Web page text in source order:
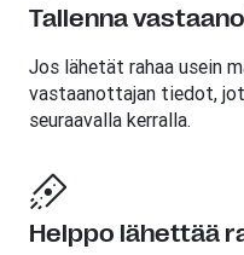
Tallenna
Jos lähetät rahaa usein
vastaanottajan tiedot,
seuraavalla kerralla.
Helppo lähettää